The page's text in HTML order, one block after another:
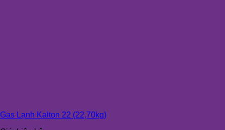
Gas Lạnh Kalton 22 (22,70kg)